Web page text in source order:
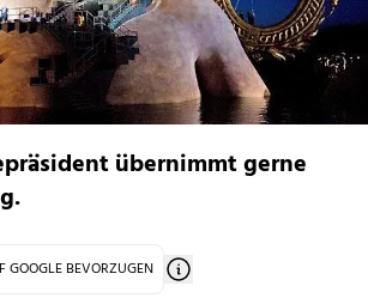
übernimmt gerne
GOOGLE BEVORZUGEN